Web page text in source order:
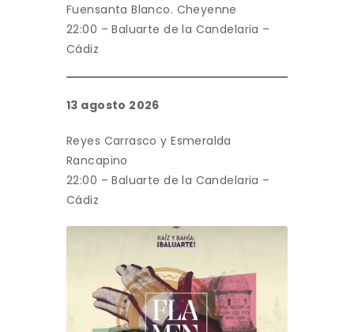
Fuensanta Blanco. Cheyenne
22:00 – Baluarte de la Candelaria –
Cádiz
13 agosto 2026
Reyes Carrasco y Esmeralda
Rancapino
22:00 – Baluarte de la Candelaria –
Cádiz